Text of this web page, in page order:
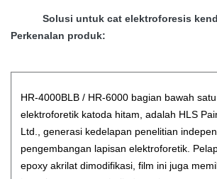
Solusi untuk cat elektroforesis
Perkenalan produk:
HR-4000BLB / HR-6000 bagian bawah
elektroforetik katoda hitam, adalah HLS
Ltd., generasi kedelapan penelitian
pengembangan lapisan elektroforetik.
epoxy akrilat dimodifikasi, film ini juga